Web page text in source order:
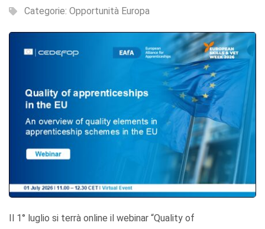
Categorie: Opportunità Europa
Il 1° luglio si terrà online il webinar “Quality of